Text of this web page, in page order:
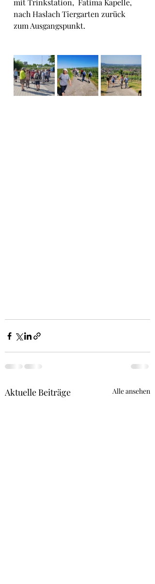
mit Trinkstation,  Fatima Kapelle,
nach Haslach Tiergarten zurück
zum Ausgangspunkt.
Aktuelle Beiträge Alle ansehen